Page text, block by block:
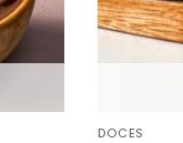
DOCES